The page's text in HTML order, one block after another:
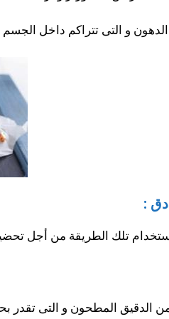
و التى تتراكم داخل
:
تلك الطريقة من أجل
الدقيق المطحون و التى